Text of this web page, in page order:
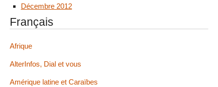
Décembre 2012
Français
Afrique
AlterInfos, Dial et vous
Amérique latine et Caraïbes